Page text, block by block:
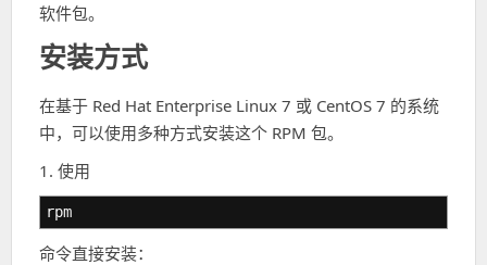
软件包。
安装方式
在基于 Red Hat Enterprise Linux 7 或 CentOS 7 的系统
中，可以使用多种方式安装这个 RPM 包。
1. 使用
rpm
命令直接安装：